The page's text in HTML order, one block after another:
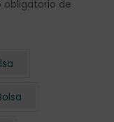
de